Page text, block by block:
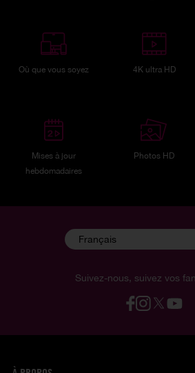
Où que vous soyez 4K ultra HD
Mises à jour
hebdomadaires
Photos HD
Suivez-nous, suivez vos
Français